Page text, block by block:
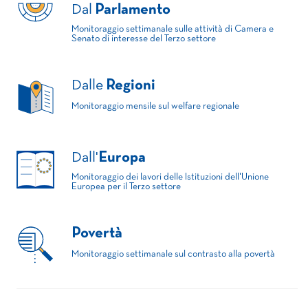
Dal Parlamento
Monitoraggio settimanale sulle attività di Camera e
Senato di interesse del Terzo settore
Dalle Regioni
Monitoraggio mensile sul welfare regionale
Dall' Europa
Monitoraggio dei lavori delle Istituzioni dell'Unione
Europea per il Terzo settore
Povertà
Monitoraggio settimanale sul contrasto alla povertà